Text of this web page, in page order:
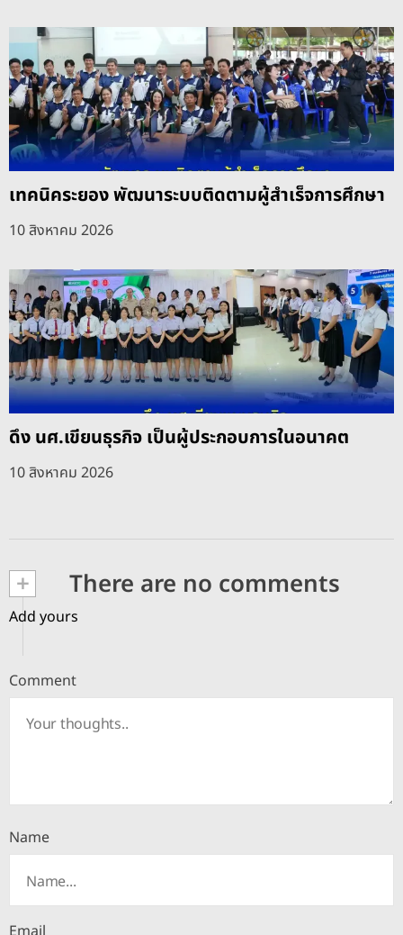
เทคนิคระยอง พัฒนาระบบติดตามผู้สำเร็จการศึกษา
10 สิงหาคม 2026
ดึง นศ.เขียนธุรกิจ เป็นผู้ประกอบการในอนาคต
10 สิงหาคม 2026
+ There are no comments
Add yours
Comment
Name